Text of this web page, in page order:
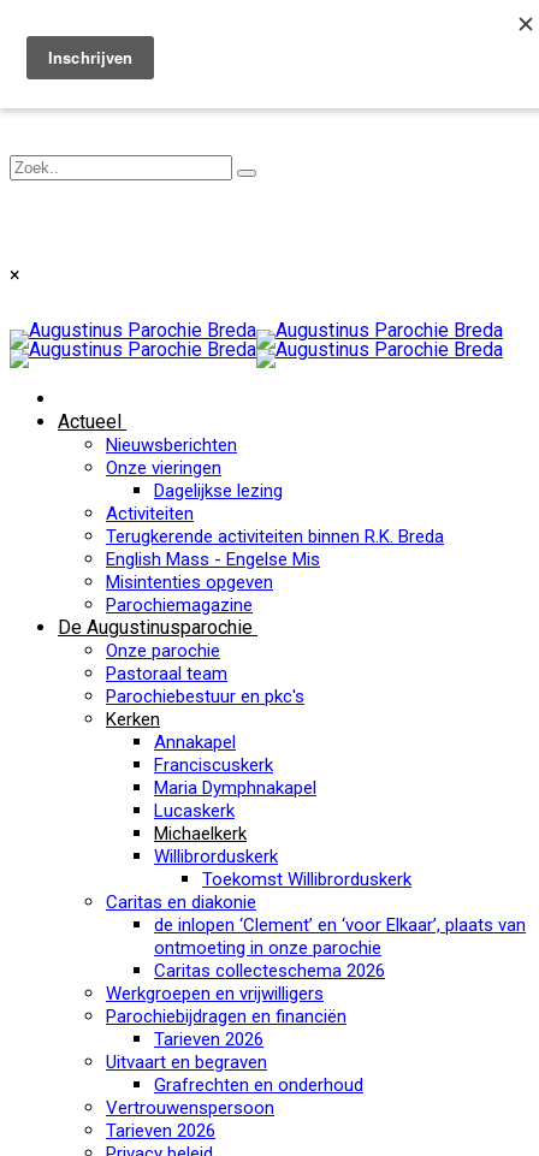
Toggle navigation
×
Actueel
Nieuwsberichten
Onze vieringen
Dagelijkse lezing
Activiteiten
Terugkerende activiteiten binnen R.K. Breda
English Mass - Engelse Mis
Misintenties opgeven
Parochiemagazine
De Augustinusparochie
Onze parochie
Pastoraal team
Parochiebestuur en pkc's
Kerken
Annakapel
Franciscuskerk
Maria Dymphnakapel
Lucaskerk
Michaelkerk
Willibrorduskerk
Toekomst Willibrorduskerk
Caritas en diakonie
de inlopen ‘Clement’ en ‘voor Elkaar’, plaats van
ontmoeting in onze parochie
Caritas collecteschema 2026
Werkgroepen en vrijwilligers
Parochiebijdragen en financiën
Tarieven 2026
Uitvaart en begraven
Grafrechten en onderhoud
Vertrouwenspersoon
Tarieven 2026